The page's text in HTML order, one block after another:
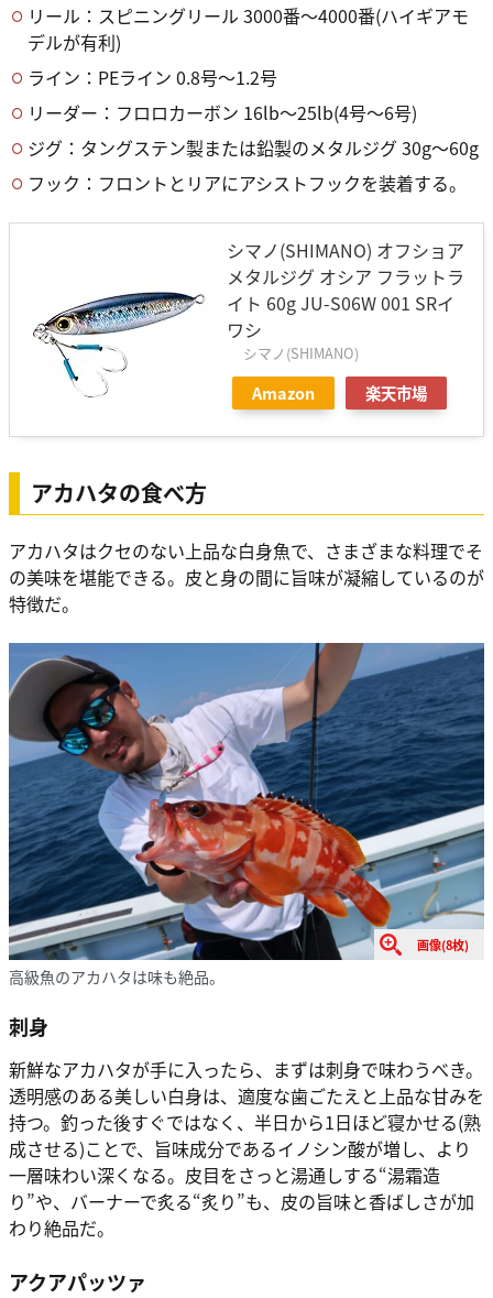
リール：スピニングリール 3000番〜4000番(ハイギアモ
デルが有利)
ライン：PEライン 0.8号〜1.2号
リーダー：フロロカーボン 16lb〜25lb(4号〜6号)
ジグ：タングステン製または鉛製のメタルジグ 30g〜60g
フック：フロントとリアにアシストフックを装着する。
シマノ(SHIMANO) オフショア
メタルジグ オシア フラットラ
イト 60g JU-S06W 001 SRイ
ワシ
シマノ(SHIMANO)
Amazon 楽天市場
アカハタの食べ方
アカハタはクセのない上品な白身魚で、さまざまな料理でそ
の美味を堪能できる。皮と身の間に旨味が凝縮しているのが
特徴だ。
画像(8枚)
高級魚のアカハタは味も絶品。
刺身
新鮮なアカハタが手に入ったら、まずは刺身で味わうべき。
透明感のある美しい白身は、適度な歯ごたえと上品な甘みを
持つ。釣った後すぐではなく、半日から1日ほど寝かせる(熟
成させる)ことで、旨味成分であるイノシン酸が増し、より
一層味わい深くなる。皮目をさっと湯通しする“湯霜造
り”や、バーナーで炙る“炙り”も、皮の旨味と香ばしさが加
わり絶品だ。
アクアパッツァ